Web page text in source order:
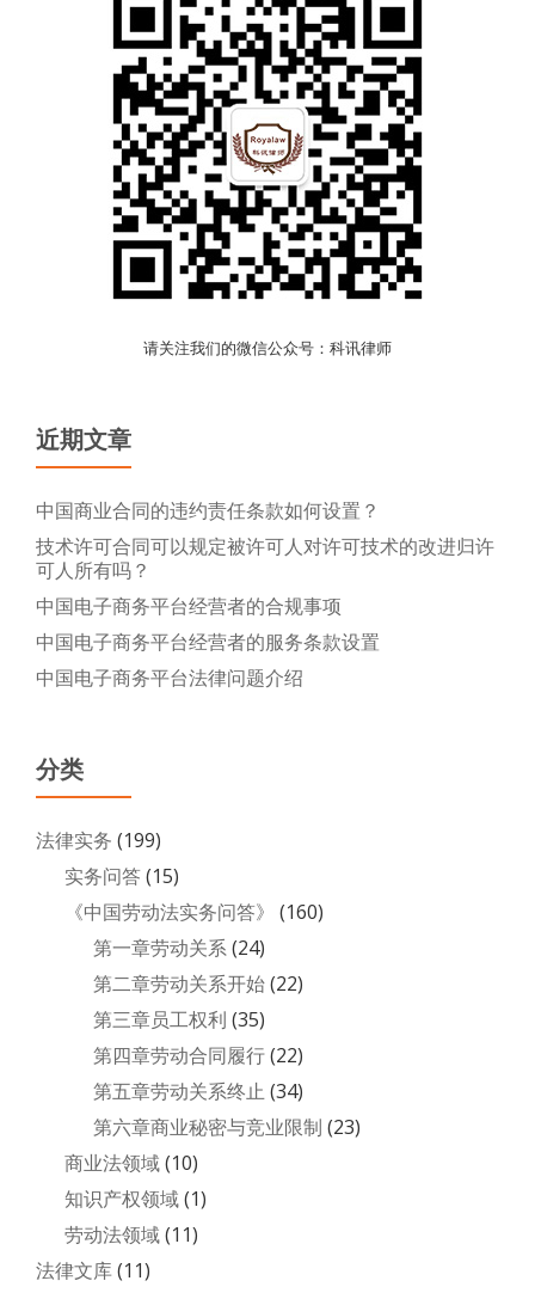
请关注我们的微信公众号：科讯律师
近期文章
中国商业合同的违约责任条款如何设置？
技术许可合同可以规定被许可人对许可技术的改进归许
可人所有吗？
中国电子商务平台经营者的合规事项
中国电子商务平台经营者的服务条款设置
中国电子商务平台法律问题介绍
分类
法律实务 (199)
实务问答(15)
《中国劳动法实务问答》 (160)
第一章劳动关系(24)
第二章劳动关系开始(22)
第三章员工权利 (35)
第四章劳动合同履行(22)
第五章劳动关系终止 (34)
第六章商业秘密与竞业限制 (23)
商业法领域(10)
知识产权领域(1)
劳动法领域(11)
法律文库(11)